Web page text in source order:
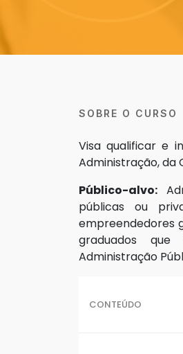
SOBRE O CURSO
Visa qualificar e
Administração, da
Público-alvo:
públicas ou
empreendedores
graduados
Administração
CONTEÚDO